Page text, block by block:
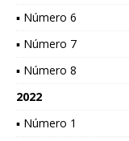
▪ Número 6
▪ Número 7
▪ Número 8
2022
▪ Número 1